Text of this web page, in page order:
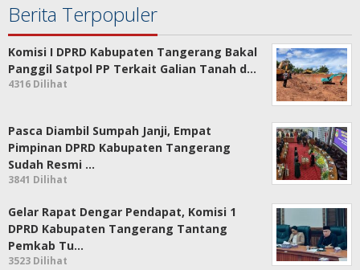
Berita Terpopuler
Komisi I DPRD Kabupaten Tangerang Bakal
Panggil Satpol PP Terkait Galian Tanah d…
4316 Dilihat
Pasca Diambil Sumpah Janji, Empat
Pimpinan DPRD Kabupaten Tangerang
Sudah Resmi …
3841 Dilihat
Gelar Rapat Dengar Pendapat, Komisi 1
DPRD Kabupaten Tangerang Tantang
Pemkab Tu…
3523 Dilihat